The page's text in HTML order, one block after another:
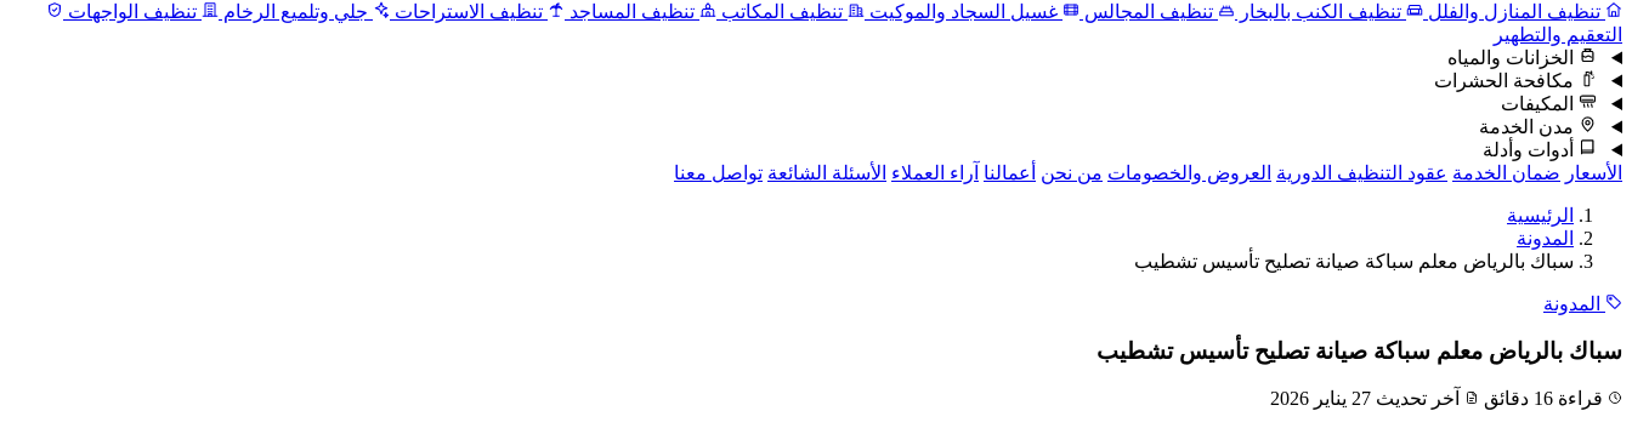
تنظيف المنازل والفلل
تنظيف الكنب بالبخار تنظيف المجالس غسيل السجاد والموكيت تنظيف المكاتب تنظيف المساجد تنظيف الاستراحات جلي وتلميع الرخام
تنظيف الواجهات
التعقيم والتطهير
الخزانات والمياه
مكافحة الحشرات
المكيفات
مدن الخدمة
أدوات وأدلة
الأسعار ضمان الخدمة عقود التنظيف الدورية العروض والخصومات من نحن أعمالنا آراء العملاء الأسئلة الشائعة تواصل معنا
الرئيسية
المدونة
سباك بالرياض معلم سباكة صيانة تصليح تأسيس تشطيب
المدونة
سباك بالرياض معلم سباكة صيانة تصليح تأسيس تشطيب
قراءة 16 دقائق آخر تحديث 27 يناير 2026